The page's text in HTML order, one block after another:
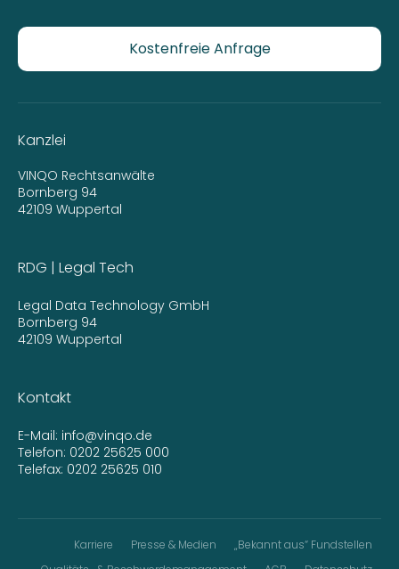
Kostenfreie Anfrage
Kanzlei
VINQO Rechtsanwälte
Bornberg 94
42109 Wuppertal
RDG | Legal Tech
Legal Data Technology GmbH
Bornberg 94
42109 Wuppertal
Kontakt
E-Mail: info@vinqo.de
Telefon: 0202 25625 000
Telefax: 0202 25625 010
Karriere Presse & Medien
„Bekannt aus“ Fundstellen